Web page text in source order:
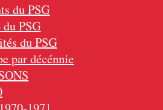
du PSG
PSG
du PSG
par décénnie